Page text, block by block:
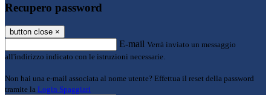
Recupero password
button close ×
E-mail Verrà inviato un messaggio
all'indirizzo indicato con le istruzioni necessarie.
Non hai una e-mail associata al nome utente? Effettua il reset della password
tramite la Login Spaggiari